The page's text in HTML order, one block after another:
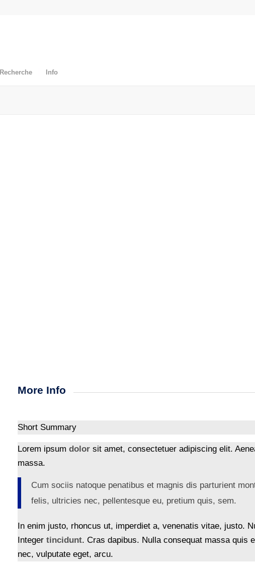
Recherche Info
More Info
Short Summary
Lorem ipsum dolorsit amet, consectetuer adipiscing elit.
massa.
Cum sociis natoque penatibus et magnis dis parturient
felis, ultricies nec, pellentesque eu, pretium quis, sem.
In enim justo, rhoncus ut, imperdiet a, venenatis vitae, justo.
Integer tincidunt. Cras dapibus. Nulla consequat massa quis
nec, vulputate eget, arcu.